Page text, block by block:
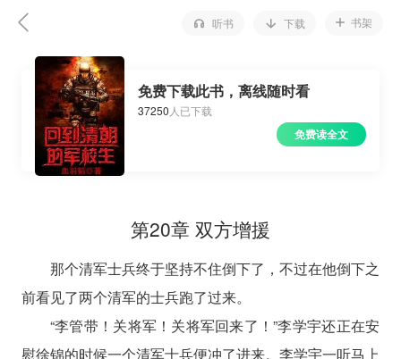
听书 下载 书架
免费下载此书，离线随时看
37250 人已下载
免费读全文
第20章 双方增援
那个清军士兵终于坚持不住倒下了，不过在他倒下之
前看见了两个清军的士兵跑了过来。
“李管带！关将军！关将军回来了！”李学宇还正在安
慰徐锦的时候一个清军士兵便冲了进来。李学宇一听马上